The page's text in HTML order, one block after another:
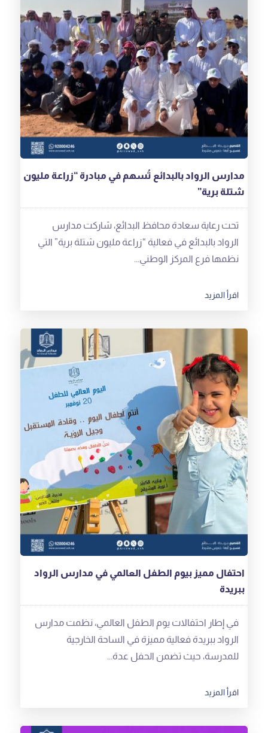
مدارس الرواد بالبدائع تُسهم في مبادرة “زراعة مليون
شتلة برية”
تحت رعاية سعادة محافظ البدائع، شاركت مدارس
الرواد بالبدائع في فعالية “زراعة مليون شتلة برية” التي
نظمها فرع المركز الوطني...
اقرأ المزيد
احتفال مميز بيوم الطفل العالمي في مدارس الرواد
ببريدة
في إطار احتفالات يوم الطفل العالمي، نظمت مدارس
الرواد ببريدة فعالية مميزة في الساحة الخارجية
للمدرسة، حيث تضمن الحفل عدة...
اقرأ المزيد